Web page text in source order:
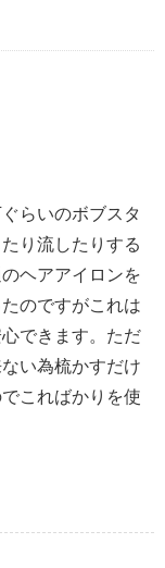
用しない
高温にな
意する
ているので、
い
用はしない。
保管しない
シンナー他）
手で使用しな
しない
ム部分が熱い
や付近に置か
）に置かない
らいのボブスタ
り流したりする
ヘアアイロンを
のですがこれは
できます。ただ
い為梳かすだけ
こればかりを使